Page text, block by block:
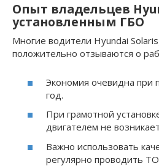
Опыт владельцев
установленным ГБО
Многие водители Hyundai
положительно отзываются о
Экономия очевидна при
год.
При грамотной
двигателем не
Важно использовать
регулярно проводить